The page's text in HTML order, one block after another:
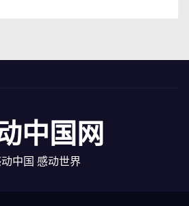
中国网
中国 感动世界